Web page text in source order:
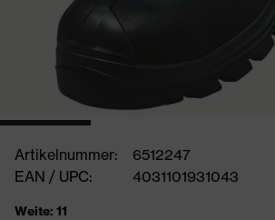
Artikelnummer:
6512247
EAN / UPC:
4031101931043
Weite: 11